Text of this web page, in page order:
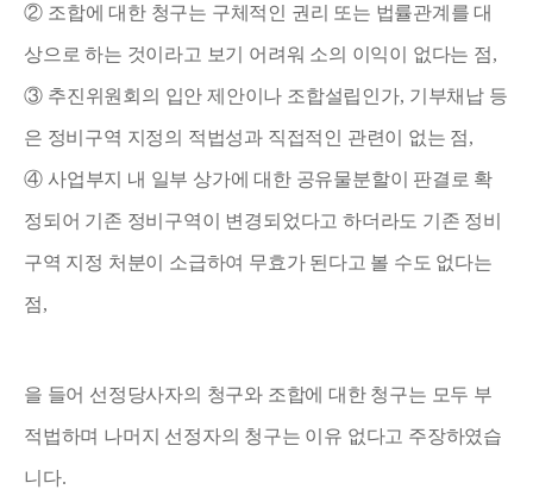
② 조합에 대한 청구는 구체적인 권리 또는 법률관계를 대
상으로 하는 것이라고 보기 어려워 소의 이익이 없다는 점,
③ 추진위원회의 입안 제안이나 조합설립인가, 기부채납 등
은 정비구역 지정의 적법성과 직접적인 관련이 없는 점,
④ 사업부지 내 일부 상가에 대한 공유물분할이 판결로 확
정되어 기존 정비구역이 변경되었다고 하더라도 기존 정비
구역 지정 처분이 소급하여 무효가 된다고 볼 수도 없다는
점,
을 들어 선정당사자의 청구와 조합에 대한 청구는 모두 부
적법하며 나머지 선정자의 청구는 이유 없다고 주장하였습
니다.